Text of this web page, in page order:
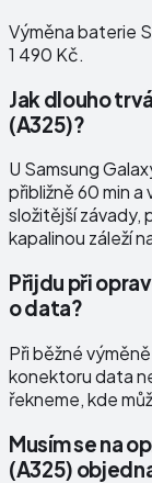
Výměna baterie
1 490 Kč.
Jak dlouho
(A325)?
U Samsung
přibližně 60 min a
složitější závady,
kapalinou záleží
Přijdu při
o data?
Při běžné
konektoru data
řekneme, kde
Musím se na
(A325)